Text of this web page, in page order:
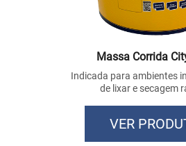
Massa Corrida
Indicada para ambientes
de lixar e secagem
VER